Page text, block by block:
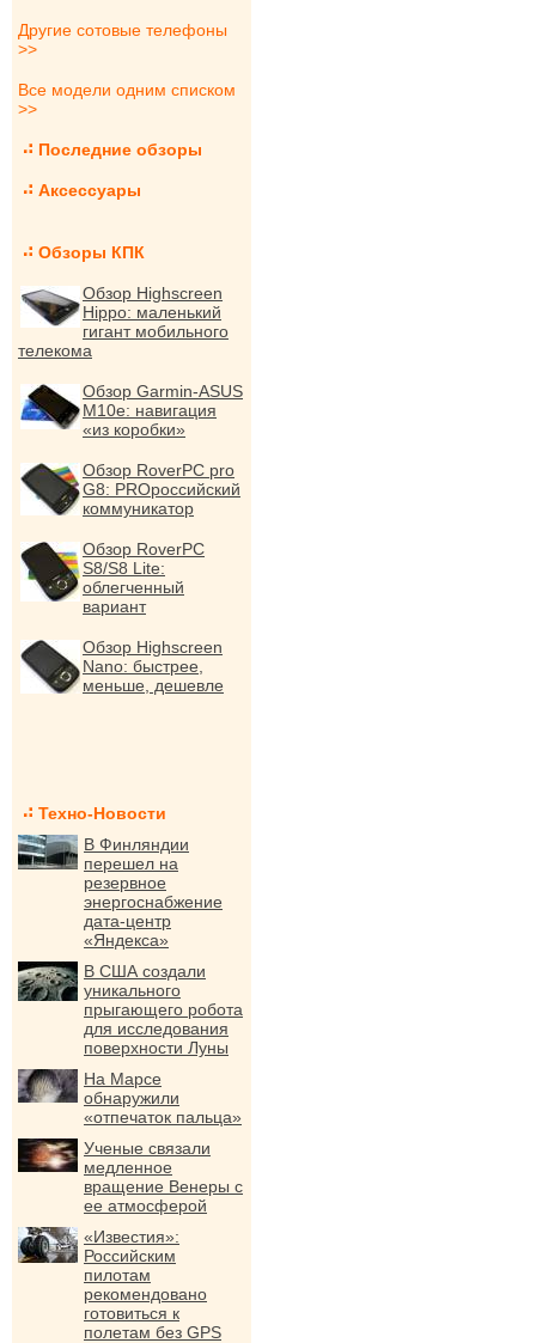
Другие сотовые телефоны
>>
Все модели одним списком
>>
Последние обзоры
Аксессуары
Обзоры КПК
Обзор Highscreen
Hippo: маленький
гигант мобильного
телекома
Обзор Garmin-ASUS
M10e: навигация
«из коробки»
Обзор RoverPC pro
G8: PROроссийский
коммуникатор
Обзор RoverPC
S8/S8 Lite:
облегченный
вариант
Обзор Highscreen
Nano: быстрее,
меньше, дешевле
Техно-Новости
В Финляндии
перешел на
резервное
энергоснабжение
дата-центр
«Яндекса»
В США создали
уникального
прыгающего робота
для исследования
поверхности Луны
На Марсе
обнаружили
«отпечаток пальца»
Ученые связали
медленное
вращение Венеры с
ее атмосферой
«Известия»:
Российским
пилотам
рекомендовано
готовиться к
полетам без GPS